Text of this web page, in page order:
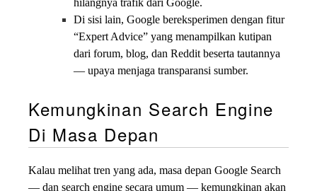
hilangnya trafik dari Google.
Di sisi lain, Google bereksperimen dengan fitur
“Expert Advice” yang menampilkan kutipan
dari forum, blog, dan Reddit beserta tautannya
— upaya menjaga transparansi sumber.
Kemungkinan Search Engine
Di Masa Depan
Kalau melihat tren yang ada, masa depan Google Search
— dan search engine secara umum — kemungkinan akan